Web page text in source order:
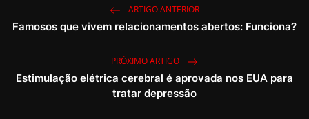
ARTIGO ANTERIOR
Famosos que vivem relacionamentos abertos: Funciona?
PRÓXIMO ARTIGO
Estimulação elétrica cerebral é aprovada nos EUA para
tratar depressão